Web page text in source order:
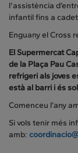
l'assistència
infantil fins a
Enguany el Cross
El Supermercat
de la Plaça Pau
refrigeri als joves
està al barri i és
Comenceu l’any
Si vols tenir més
amb: